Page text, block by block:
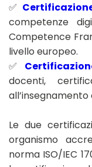
✅
competenze
Competence
livello europeo.
✅
docenti,
Le due
organismo
norma ISO/IEC